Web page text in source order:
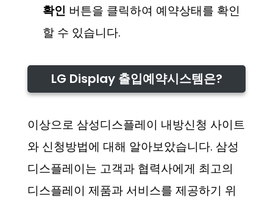
확인 버튼을 클릭하여 예약상태를 확인
할 수 있습니다.
LG Display 출입예약시스템은?
이상으로 삼성디스플레이 내방신청 사이트
와 신청방법에 대해 알아보았습니다. 삼성
디스플레이는 고객과 협력사에게 최고의
디스플레이 제품과 서비스를 제공하기 위